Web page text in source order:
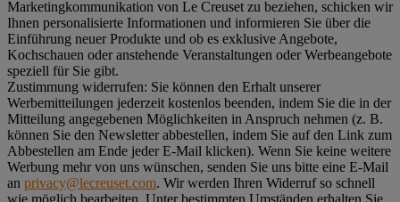
Marketingkommunikation von Le Creuset zu beziehen, schicken wir
Ihnen personalisierte Informationen und informieren Sie über die
Einführung neuer Produkte und ob es exklusive Angebote,
Kochschauen oder anstehende Veranstaltungen oder Werbeangebote
speziell für Sie gibt.
Zustimmung widerrufen: Sie können den Erhalt unserer
Werbemitteilungen jederzeit kostenlos beenden, indem Sie die in der
Mitteilung angegebenen Möglichkeiten in Anspruch nehmen (z. B.
können Sie den Newsletter abbestellen, indem Sie auf den Link zum
Abbestellen am Ende jeder E-Mail klicken). Wenn Sie keine weitere
Werbung mehr von uns wünschen, senden Sie uns bitte eine E-Mail
an privacy@lecreuset.com. Wir werden Ihren Widerruf so schnell